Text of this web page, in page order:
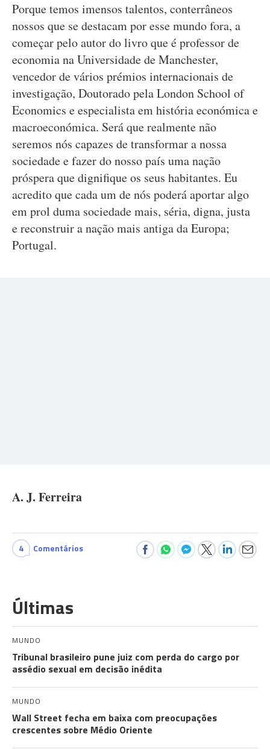
Porque temos imensos talentos, conterrâneos
nossos que se destacam por esse mundo fora, a
começar pelo autor do livro que é professor de
economia na Universidade de Manchester,
vencedor de vários prémios internacionais de
investigação, Doutorado pela London School of
Economics e especialista em história económica e
macroeconómica. Será que realmente não
seremos nós capazes de transformar a nossa
sociedade e fazer do nosso país uma nação
próspera que dignifique os seus habitantes. Eu
acredito que cada um de nós poderá aportar algo
em prol duma sociedade mais, séria, digna, justa
e reconstruir a nação mais antiga da Europa;
Portugal.
A. J. Ferreira
4 Comentários
Últimas
MUNDO
Tribunal brasileiro pune juiz com perda do cargo por
assédio sexual em decisão inédita
MUNDO
Wall Street fecha em baixa com preocupações
crescentes sobre Médio Oriente